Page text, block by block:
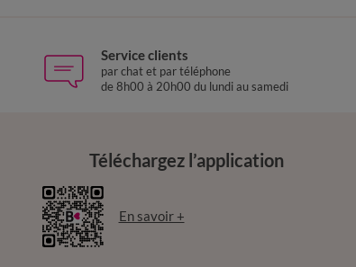
Service clients
par chat et par téléphone
de 8h00 à 20h00 du lundi au samedi
Téléchargez l’application
En savoir +